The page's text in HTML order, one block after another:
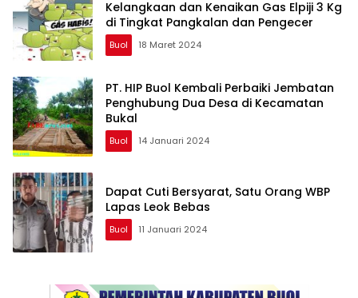
Kelangkaan dan Kenaikan Gas Elpiji 3 Kg
di Tingkat Pangkalan dan Pengecer
Buol 18 Maret 2024
PT. HIP Buol Kembali Perbaiki Jembatan
Penghubung Dua Desa di Kecamatan
Bukal
Buol 14 Januari 2024
Dapat Cuti Bersyarat, Satu Orang WBP
Lapas Leok Bebas
Buol 11 Januari 2024